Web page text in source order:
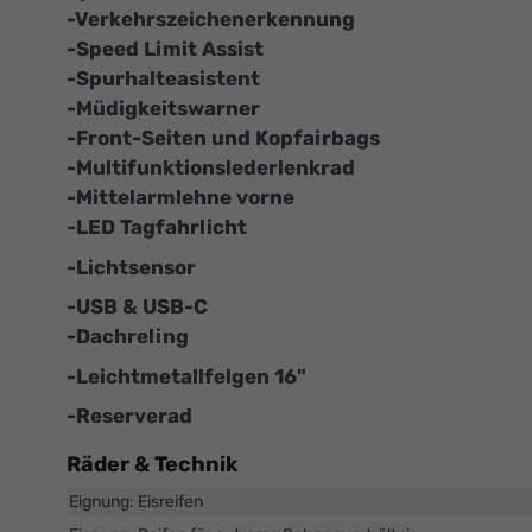
-Verkehrszeichenerkennung
-Speed Limit Assist
-Spurhalteasistent
-Müdigkeitswarner
-Front-Seiten und Kopfairbags
-Multifunktionslederlenkrad
-Mittelarmlehne vorne
-LED Tagfahrlicht
-Lichtsensor
-USB & USB-C
-Dachreling
-Leichtmetallfelgen 16"
-Reserverad
Räder & Technik
Eignung: Eisreifen